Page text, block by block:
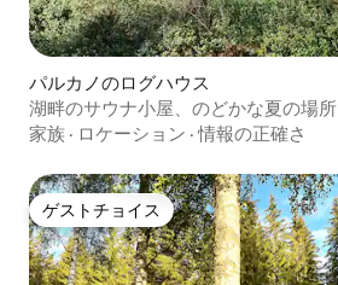
パルカノのログハウス
湖畔のサウナ小屋、のどかな夏の場所
家族 · ロケーション ·情報の正確さ
ゲストチョイス
ゲストチョイス